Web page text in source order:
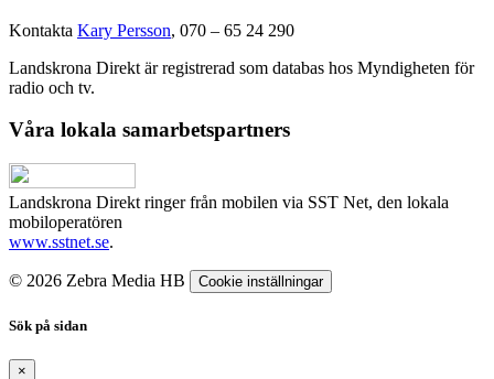
Kontakta Kary Persson, 070 – 65 24 290
Landskrona Direkt är registrerad som databas hos Myndigheten för
radio och tv.
Våra lokala samarbetspartners
Landskrona Direkt ringer från mobilen via SST Net, den lokala
mobiloperatören
www.sstnet.se.
© 2026 Zebra Media HB Cookie inställningar
Sök på sidan
×